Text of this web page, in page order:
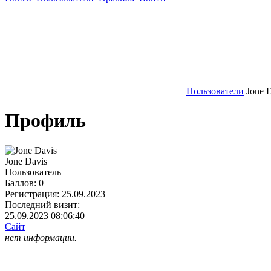
Пользователи Jone
Профиль
Jone Davis
Пользователь
Баллов: 0
Регистрация: 25.09.2023
Последний визит:
25.09.2023 08:06:40
Сайт
нет информации.